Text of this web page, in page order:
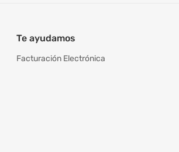
Te ayudamos
Facturación Electrónica